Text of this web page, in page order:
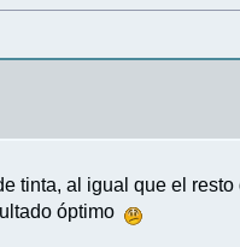
tinta, al igual que el
óptimo